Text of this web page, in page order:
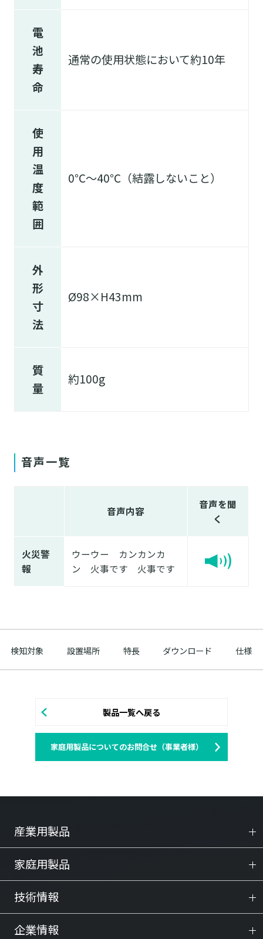
電
池
寿
命
通常の使用状態において約10年
使
用
温
度
範
囲
0℃～40℃（結露しないこと）
外
形
寸
法
Ø98×H43mm
質
量
約100g
音声一覧
音声内容
音声を聞
く
火災警
報
ウーウー カンカンカ
ン 火事です 火事です
検知対象 設置場所 特長 ダウンロード 仕様
製品一覧へ戻る
家庭用製品についてのお問合せ（事業者様）
産業用製品
家庭用製品
技術情報
企業情報